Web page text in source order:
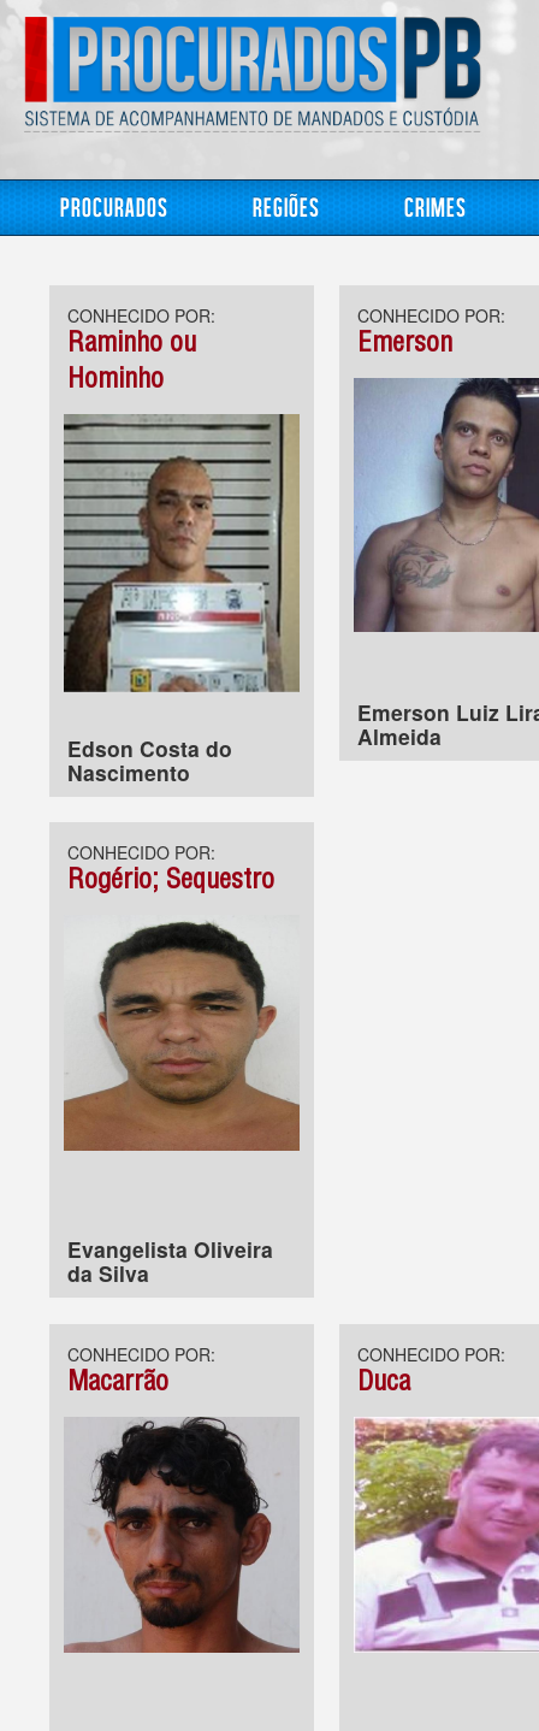
Procurados Regiões Crimes
CONHECIDO POR:
Raminho ou
Hominho
Edson Costa do
Nascimento
CONHECIDO POR:
Emerson
Emerson Luiz
Almeida
CONHECIDO POR:
Rogério; Sequestro
Evangelista Oliveira
da Silva
CONHECIDO POR:
Macarrão
CONHECIDO POR:
Duca